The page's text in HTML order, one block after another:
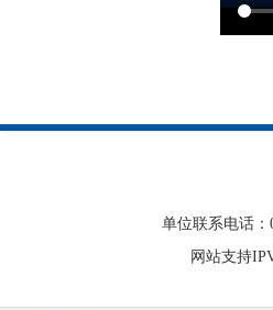
单位联系电话：
网站支持